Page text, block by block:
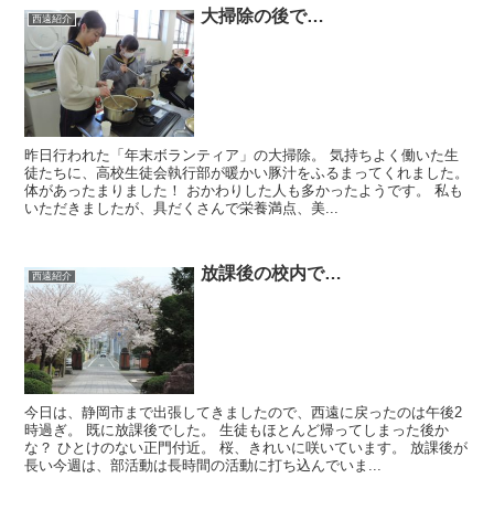
西遠紹介 大掃除の後で…
昨日行われた「年末ボランティア」の大掃除。 気持ちよく働いた生
徒たちに、高校生徒会執行部が暖かい豚汁をふるまってくれました。
体があったまりました！ おかわりした人も多かったようです。 私も
いただきましたが、具だくさんで栄養満点、美...
西遠紹介 放課後の校内で…
今日は、静岡市まで出張してきましたので、西遠に戻ったのは午後2
時過ぎ。 既に放課後でした。 生徒もほとんど帰ってしまった後か
な？ ひとけのない正門付近。 桜、きれいに咲いています。 放課後が
長い今週は、部活動は長時間の活動に打ち込んでいま...